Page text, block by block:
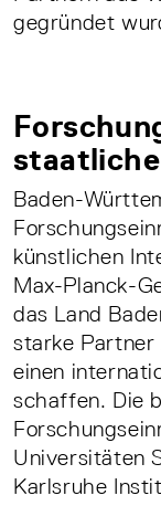
gegründet
Baden-
künstlichen
Max-Planck-
das Land
starke Partner
einen
schaffen. Die
Universitäten
Karlsruhe